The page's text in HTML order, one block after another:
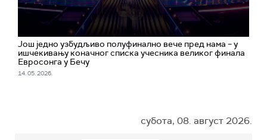
Још једно узбудљиво полуфинално вече пред нама – у
ишчекивању коначног списка учесника великог финала
Евросонга у Бечу
14. 05. 2026.
субота, 08. август 2026.